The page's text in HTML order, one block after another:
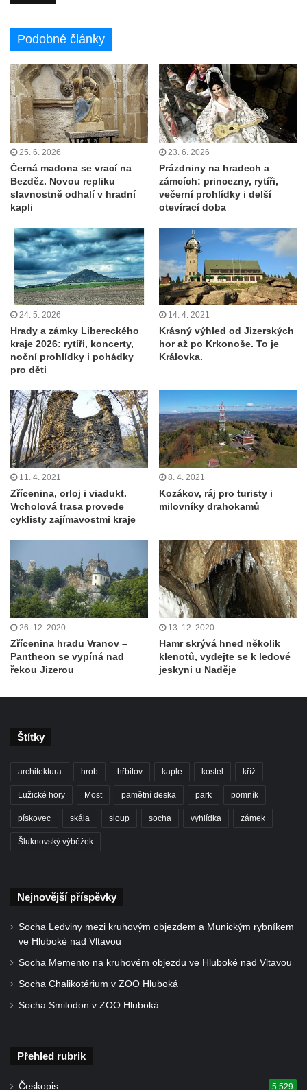
Podobné články
25. 6. 2026
Černá madona se vrací na
Bezděz. Novou repliku
slavnostně odhalí v hradní
kapli
23. 6. 2026
Prázdniny na hradech a
zámcích: princezny, rytíři,
večerní prohlídky i delší
otevírací doba
24. 5. 2026
Hrady a zámky Libereckého
kraje 2026: rytíři, koncerty,
noční prohlídky i pohádky
pro děti
14. 4. 2021
Krásný výhled od Jizerských
hor až po Krkonoše. To je
Královka.
11. 4. 2021
Zřícenina, orloj i viadukt.
Vrcholová trasa provede
cyklisty zajímavostmi kraje
8. 4. 2021
Kozákov, ráj pro turisty i
milovníky drahokamů
26. 12. 2020
Zřícenina hradu Vranov –
Pantheon se vypíná nad
řekou Jizerou
13. 12. 2020
Hamr skrývá hned několik
klenotů, vydejte se k ledové
jeskyni u Naděje
Štítky
architektura hrob hřbitov kaple kostel kříž
Lužické hory Most pamětní deska park pomník
pískovec skála sloup socha vyhlídka zámek
Šluknovský výběžek
Nejnovější příspěvky
Socha Ledviny mezi kruhovým objezdem a Munickým rybníkem
ve Hluboké nad Vltavou
Socha Memento na kruhovém objezdu ve Hluboké nad Vltavou
Socha Chalikotérium v ZOO Hluboká
Socha Smilodon v ZOO Hluboká
Přehled rubrik
Českopis 5 529